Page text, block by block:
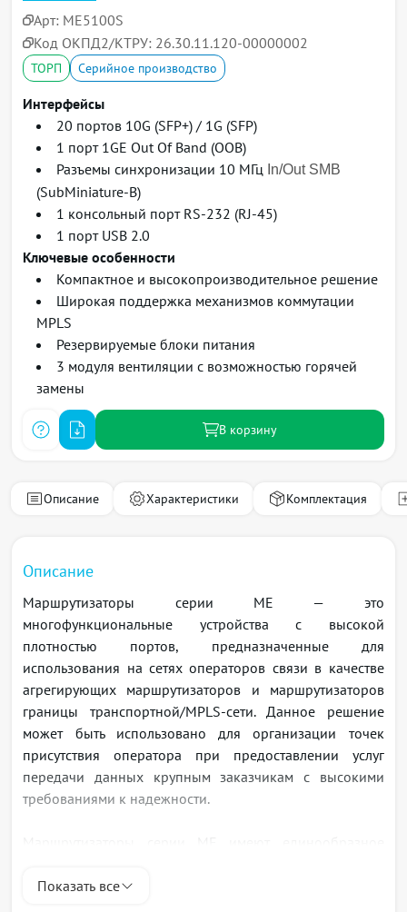
Арт: MЕ5100S
Код ОКПД2/КТРУ: 26.30.11.120-00000002
ТОРП Серийное производство
Интерфейсы
20 портов 10G (SFP+) / 1G (SFP)
1 порт 1GE Out Of Band (OOB)
Разъемы синхронизации 10 МГц In/Out SMB
(SubMiniature-B)
1 консольный порт RS-232 (RJ-45)
1 порт USB 2.0
Ключевые особенности
Компактное и высокопроизводительное решение
Широкая поддержка механизмов коммутации
MPLS
Резервируемые блоки питания
3 модуля вентиляции с возможностью горячей
замены
В корзину
Описание Характеристики Комплектация
Описание
Маршрутизаторы серии MЕ — это
многофункциональные уcтройства с высокой
плотностью портов, предназначенные для
использования на сетях операторов связи в качестве
агрегирующих маршрутизаторов и маршрутизаторов
границы транспортной/MPLS-сети. Данное решение
может быть использовано для организации точек
присутствия оператора при предоставлении услуг
передачи данных крупным заказчикам с высокими
требованиями к надежности.
Основными функциональными возможностями
Показать все